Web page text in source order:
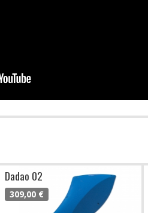
Dadao 02
309,00 €